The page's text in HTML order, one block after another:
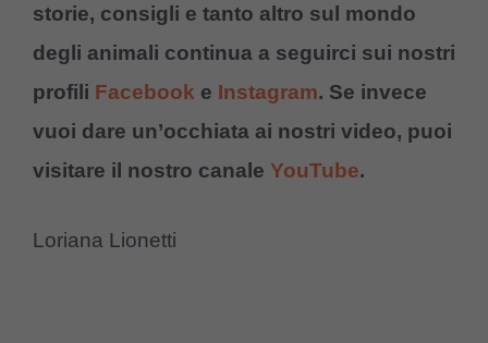
storie, consigli e tanto altro sul mondo
degli animali continua a seguirci sui nostri
profili Facebook e Instagram. Se invece
vuoi dare un’occhiata ai nostri video, puoi
visitare il nostro canale YouTube.
Loriana Lionetti